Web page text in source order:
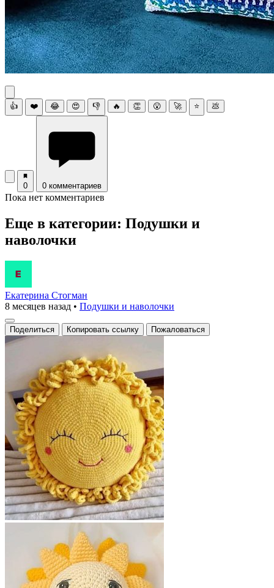
👍 ❤️ 😂 😍 👎 🔥 👏 😮 🚀 ⭐ 💩
0 0 комментариев
Пока нет комментариев
Еще в категории: Подушки и
наволочки
Екатерина Стогман
8 месяцев назад • Подушки и наволочки
Поделиться Копировать ссылку Пожаловаться